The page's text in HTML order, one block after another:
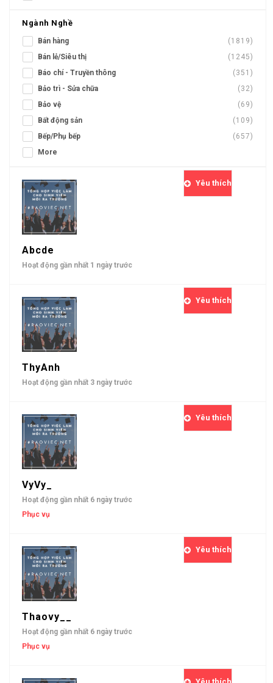
Ngành Nghề
Bán hàng
(1819)
Bán lẻ/Siêu thị
(1245)
Báo chí - Truyền thông
(351)
Bảo trì - Sửa chữa
(32)
Bảo vệ
(69)
Bất động sản
(109)
Bếp/Phụ bếp
(657)
More
Abcde
Hoạt động gần nhất 1 ngày trước
Yêu thích
ThyAnh
Hoạt động gần nhất 3 ngày trước
Yêu thích
VyVy_
Hoạt động gần nhất 6 ngày trước
Phục vụ
Yêu thích
Thaovy__
Hoạt động gần nhất 6 ngày trước
Phục vụ
Yêu thích